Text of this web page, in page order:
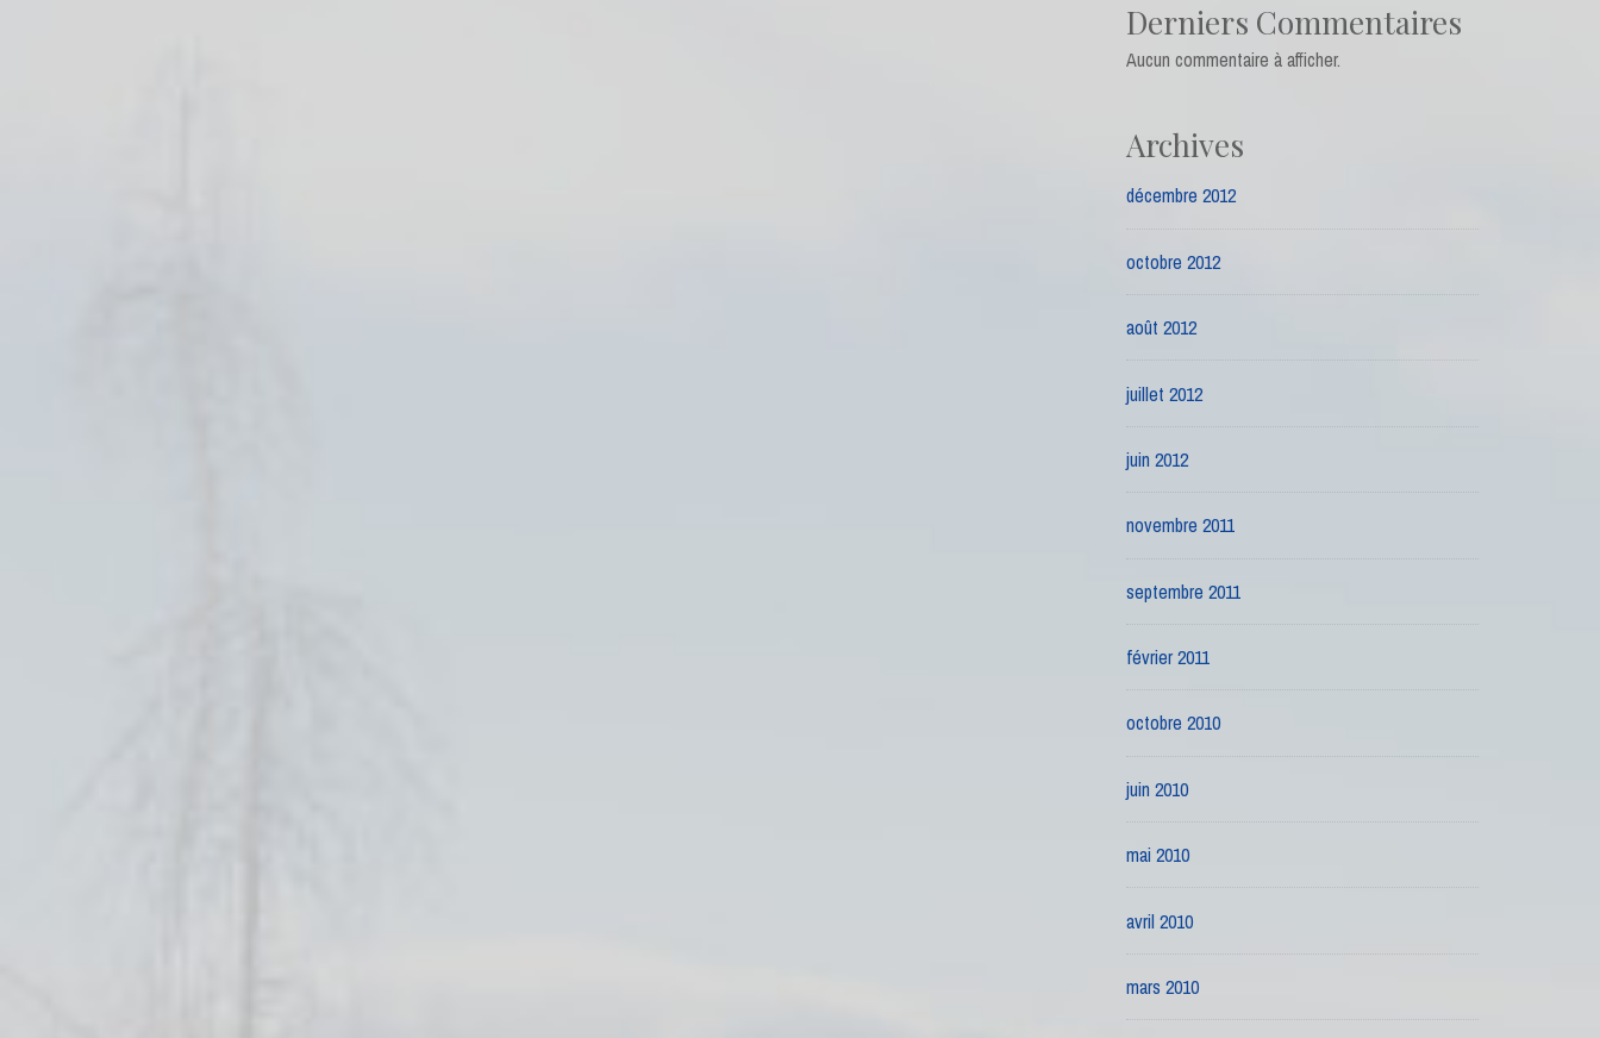
Derniers Commentaires
Aucun commentaire à afficher.
Archives
décembre 2012
octobre 2012
août 2012
juillet 2012
juin 2012
novembre 2011
septembre 2011
février 2011
octobre 2010
juin 2010
mai 2010
avril 2010
mars 2010